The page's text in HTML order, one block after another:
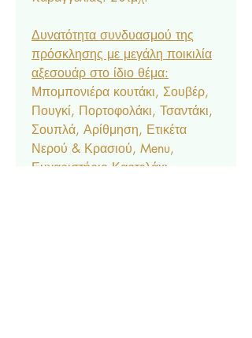
Δυνατότητα συνδυασμού της
πρόσκλησης με μεγάλη ποικιλία
αξεσουάρ στο ίδιο θέμα:
Μπομπονιέρα κουτάκι, Σουβέρ,
Πουγκί, Πορτοφολάκι, Τσαντάκι,
Σουπλά, Αρίθμηση, Ετικέτα
Νερού & Κρασιού, Menu,
Ευχαριστήριο Καρτελάκι,